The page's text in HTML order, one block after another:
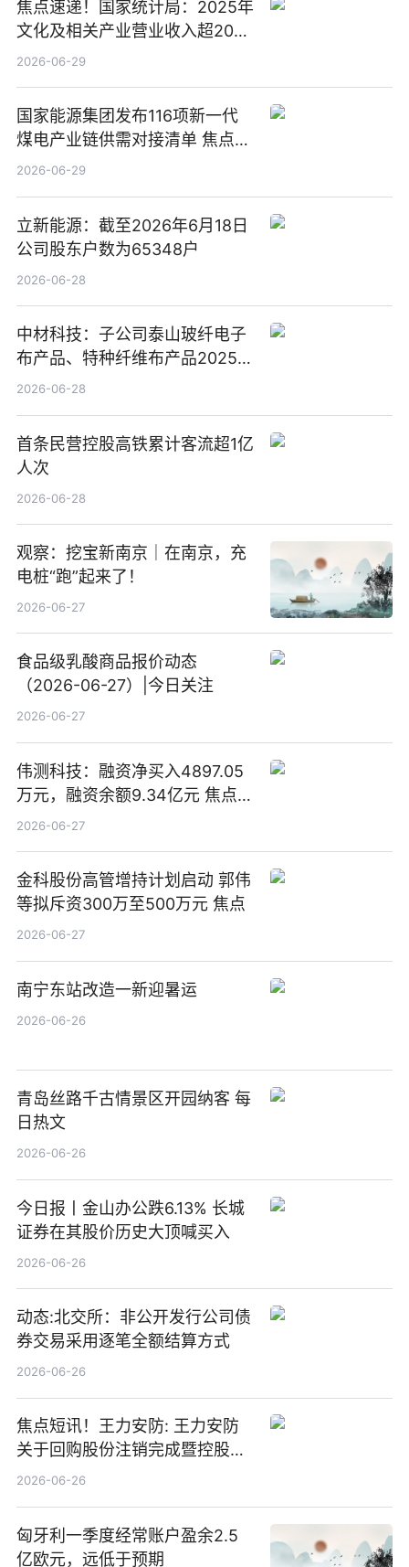
焦点速递！国家统计局：2025年
文化及相关产业营业收入超20万
亿元
2026-06-29
国家能源集团发布116项新一代
煤电产业链供需对接清单 焦点滚
动
2026-06-29
立新能源：截至2026年6月18日
公司股东户数为65348户
2026-06-28
中材科技：子公司泰山玻纤电子
布产品、特种纤维布产品2025年
度营收占比较小
2026-06-28
首条民营控股高铁累计客流超1亿
人次
2026-06-28
观察：挖宝新南京｜在南京，充
电桩“跑”起来了！
2026-06-27
食品级乳酸商品报价动态
（2026-06-27）|今日关注
2026-06-27
伟测科技：融资净买入4897.05
万元，融资余额9.34亿元 焦点热
文
2026-06-27
金科股份高管增持计划启动 郭伟
等拟斥资300万至500万元 焦点
2026-06-27
南宁东站改造一新迎暑运
2026-06-26
青岛丝路千古情景区开园纳客 每
日热文
2026-06-26
今日报丨金山办公跌6.13% 长城
证券在其股价历史大顶喊买入
2026-06-26
动态:北交所：非公开发行公司债
券交易采用逐笔全额结算方式
2026-06-26
焦点短讯！王力安防: 王力安防
关于回购股份注销完成暨控股股
东及其一致行动人权益被动增加
2026-06-26
匈牙利一季度经常账户盈余2.5
亿欧元，远低于预期